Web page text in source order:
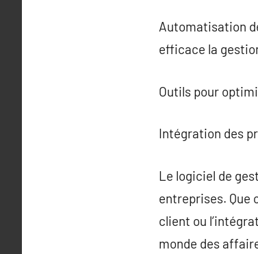
Automatisation
efficace la
Outils pour
Intégration des
Le logiciel de
entreprises. Que
client ou
monde des